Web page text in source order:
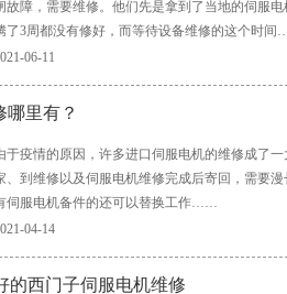
故障，需要维修。他们先是拿到了当地的伺服
了3周都没有修好，而等待设备维修的这个时
06-11
哪里有？
于疫情的原因，许多进口伺服电机的维修成了
、到维修以及伺服电机维修完成后寄回，需要
伺服电机备件的还可以替换工作……
04-14
的西门子伺服电机维修